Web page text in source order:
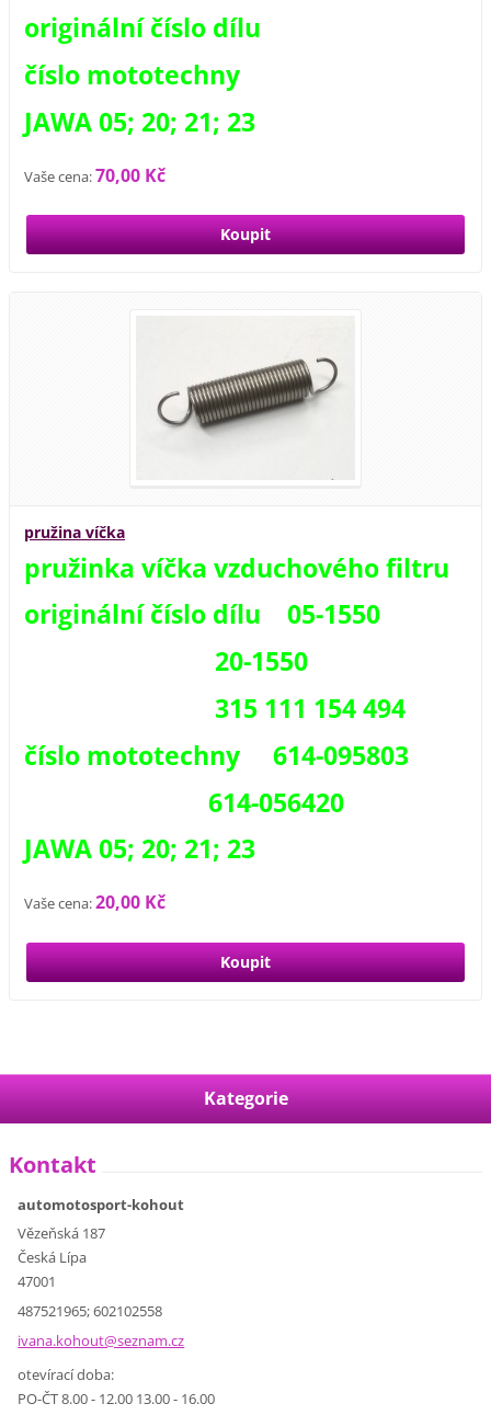
originální číslo dílu
číslo mototechny
JAWA 05; 20; 21; 23
Vaše cena:70,00 Kč
pružina víčka
pružinka víčka vzduchového filtru
originální číslo dílu 05-1550
20-1550
315 111 154 494
číslo mototechny 614-095803
614-056420
JAWA 05; 20; 21; 23
Vaše cena:20,00 Kč
Kategorie
Kontakt
automotosport-kohout
Vězeňská 187
Česká Lípa
47001
487521965; 602102558
ivana.kohout@seznam.cz
otevírací doba:
PO-ČT 8.00 - 12.00 13.00 - 16.00